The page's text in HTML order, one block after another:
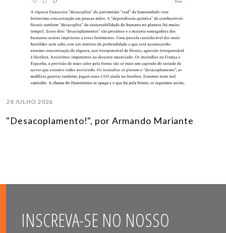
28 JULHO 2026
"Desacoplamento!", por Armando Mariante
INSCREVA-SE NO NOSSO